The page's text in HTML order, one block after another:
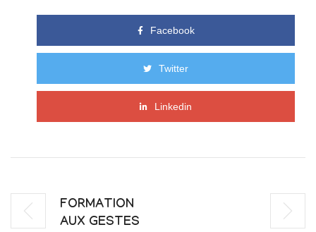
Facebook
Twitter
Linkedin
FORMATION
AUX GESTES